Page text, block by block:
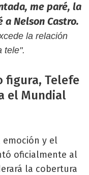
me paré, la
Nelson Castro.
la relación
tele".
figura, Telefe
el Mundial
emoción y el
oficialmente al
la cobertura